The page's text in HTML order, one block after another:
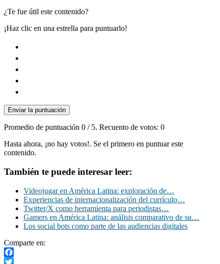
¿Te fue útil este contenido?
¡Haz clic en una estrella para puntuarlo!
Enviar la puntuación
Promedio de puntuación 0 / 5. Recuento de votos: 0
Hasta ahora, ¡no hay votos!. Se el primero en puntuar este
contenido.
También te puede interesar leer:
Videojugar en América Latina: exploración de…
Experiencias de internacionalización del currículo…
Twitter/X como herramienta para periodistas…
Gamers en América Latina: análisis comparativo de su…
Los social bots como parte de las audiencias digitales
Comparte en:
Facebook